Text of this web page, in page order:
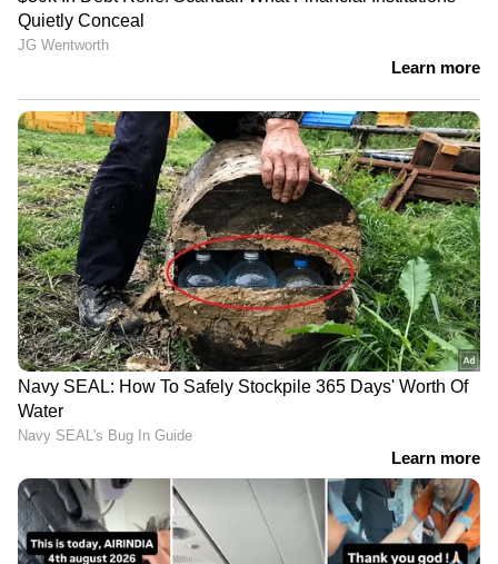
'ഷിജിലിന്റെ കുടുംബം
ആവശ്യപ്പെടുന്ന 10
തെരച്ചിലിൽ ഉൾപ്പെടുത്തും'